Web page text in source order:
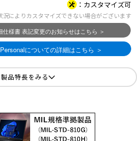
カスタマイズ可
況によりカスタマイズできない場合がございます
製品特長をみる